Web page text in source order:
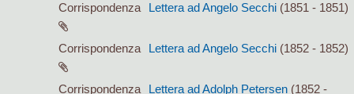
Corrispondenza
Lettera ad Angelo Secchi (1851 - 1851)
Corrispondenza Lettera ad Angelo Secchi (1852 - 1852)
Corrispondenza Lettera ad Adolph Petersen (1852 -